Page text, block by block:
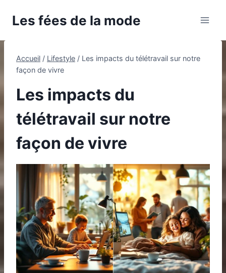
Les fées de la mode
Accueil / Lifestyle / Les impacts du télétravail sur notre
façon de vivre
Les impacts du
télétravail sur notre
façon de vivre